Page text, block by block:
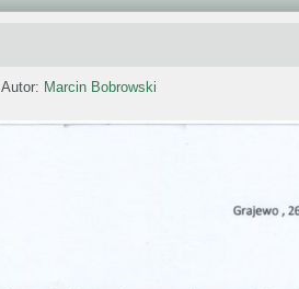
Autor: Marcin Bobrowski